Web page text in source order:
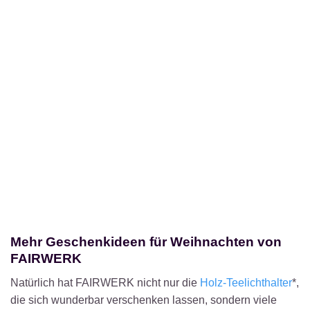
Mehr Geschenkideen für Weihnachten von
FAIRWERK
Natürlich hat FAIRWERK nicht nur die Holz-Teelichthalter*,
die sich wunderbar verschenken lassen, sondern viele